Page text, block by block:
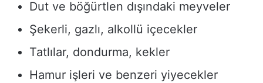
Dut ve böğürtlen dışındaki meyveler
Şekerli, gazlı, alkollü içecekler
Tatlılar, dondurma, kekler
Hamur işleri ve benzeri yiyecekler